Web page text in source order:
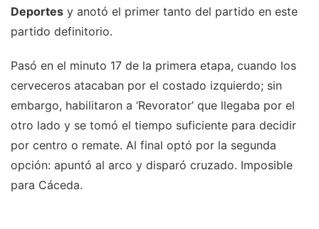
Deportes y anotó el primer tanto del partido en este
partido definitorio.
Pasó en el minuto 17 de la primera etapa, cuando los
cerveceros atacaban por el costado izquierdo; sin
embargo, habilitaron a ‘Revorator’ que llegaba por el
otro lado y se tomó el tiempo suficiente para decidir
por centro o remate. Al final optó por la segunda
opción: apuntó al arco y disparó cruzado. Imposible
para Cáceda.